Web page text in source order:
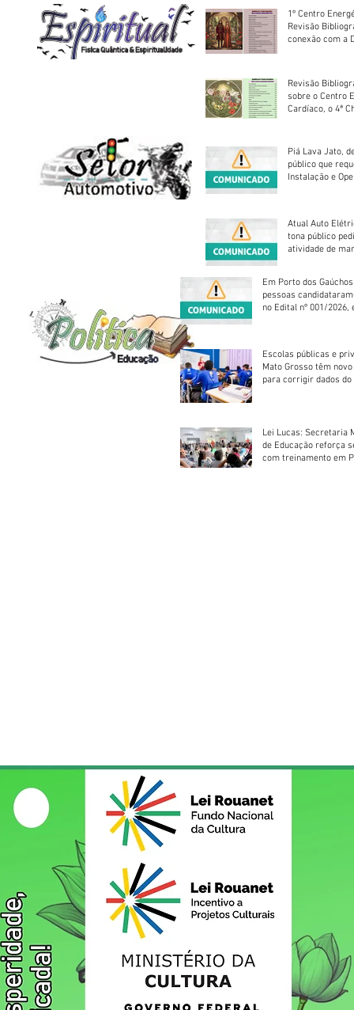
1º Centro
Revisão
conexão com a
Revisão
sobre o Centro
Cardíaco, o 4ª
Piá Lava Jato,
público que
Instalação e
Atual Auto
tona público
atividade de
Em Porto dos
pessoas
no Edital nº 001/2026,
Escolas públicas e
Mato Grosso têm
para corrigir dados do
Lei Lucas: Secretaria
de Educação reforça
com treinamento em